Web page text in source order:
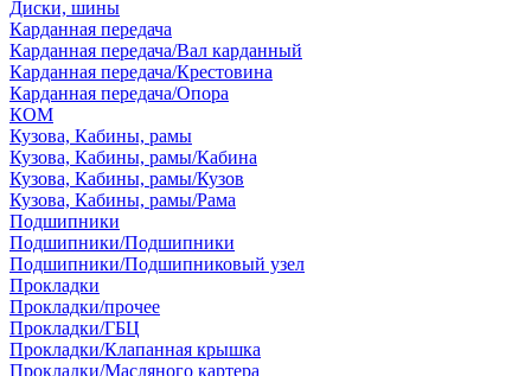
Диски, шины
Карданная передача
Карданная передача/Вал карданный
Карданная передача/Крестовина
Карданная передача/Опора
КОМ
Кузова, Кабины, рамы
Кузова, Кабины, рамы/Кабина
Кузова, Кабины, рамы/Кузов
Кузова, Кабины, рамы/Рама
Подшипники
Подшипники/Подшипники
Подшипники/Подшипниковый узел
Прокладки
Прокладки/прочее
Прокладки/ГБЦ
Прокладки/Клапанная крышка
Прокладки/Масляного картера